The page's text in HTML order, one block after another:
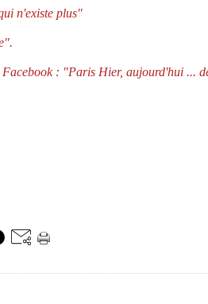
n'existe plus"
Facebook : "Paris Hier, aujourd'hui ...